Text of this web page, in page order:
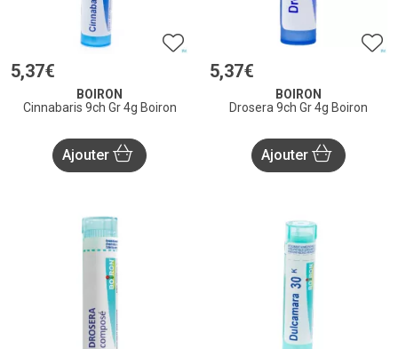
5,37€
BOIRON
Cinnabaris 9ch Gr 4g Boiron
Ajouter
5,37€
BOIRON
Drosera 9ch Gr 4g Boiron
Ajouter